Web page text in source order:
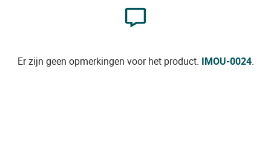
Er zijn geen opmerkingen voor het product. IMOU-0024.